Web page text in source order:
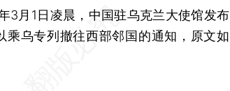
3月1日凌晨，中国驻乌克兰大使馆发布
乘乌专列撤往西部邻国的通知，原文如